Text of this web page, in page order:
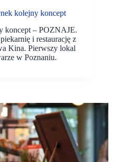
kolejny koncept
koncept – POZNAJE.
i restaurację z
Kina. Pierwszy lokal
w Poznaniu.